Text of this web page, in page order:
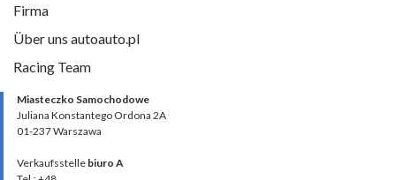
Firma
Über uns autoauto.pl
Racing Team
Miasteczko Samochodowe
Juliana Konstantego Ordona 2A
01-237 Warszawa
Verkaufsstelle biuro A